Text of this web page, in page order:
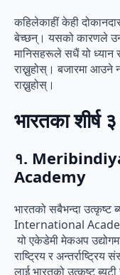
कहिलेकाहीं केही
बेच्छन्। यसको कारणले
मानिसहरूले सधैं यो ध्यान
राख्नुहोस्। बजारमा आउने
राख्नुहोस्।
भारतका शीर्ष
१.
Academy
भारतको सबैभन्दा उत्कृष्ट
International
यो एकेडेमी मेकअप
राष्ट्रिय र
लाई भारतको उत्कृष्ट